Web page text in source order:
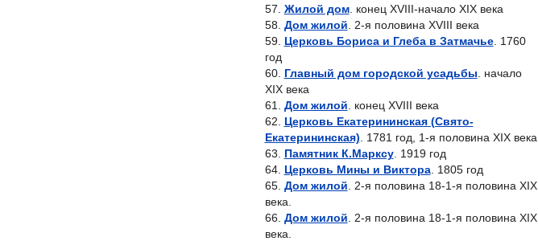
Жилой дом. конец XVIII-начало XIX века
Дом жилой . 2-я половина XVIII века
Церковь Бориса и Глеба в Затмачье. 1760
год
Главный дом городской усадьбы . начало
XIX века
Дом жилой . конец XVIII века
Церковь Екатерининская (Свято-
Екатерининская) . 1781 год, 1-я половина XIX века
Памятник К.Марксу. 1919 год
Церковь Мины и Виктора. 1805 год
Дом жилой . 2-я половина 18-1-я половина XIX
века.
Дом жилой . 2-я половина 18-1-я половина XIX
века.